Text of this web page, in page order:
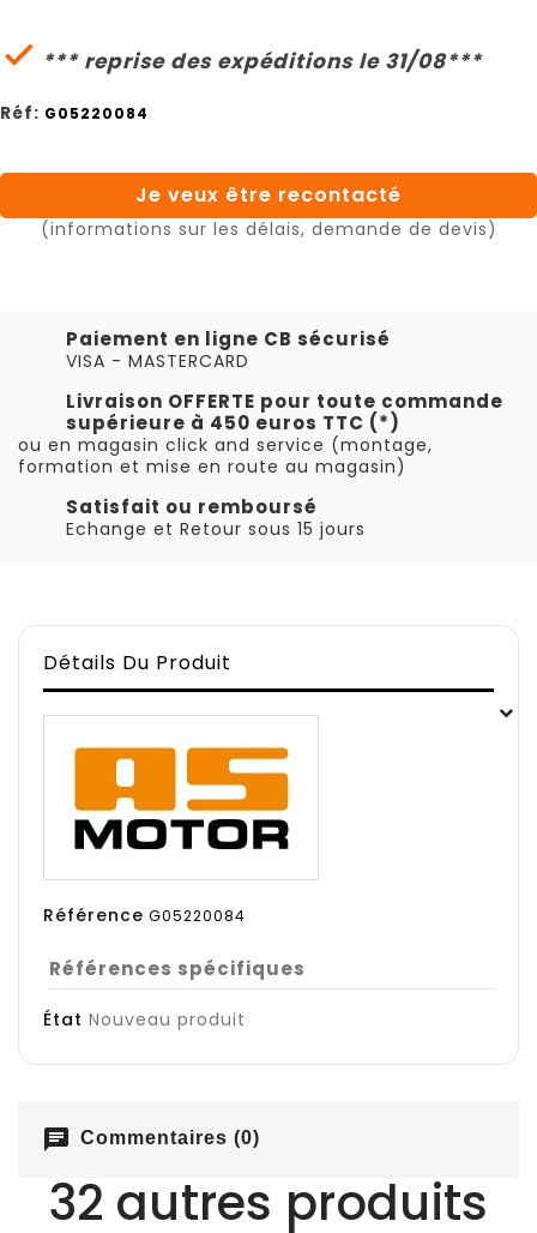
 *** reprise des expéditions le 31/08***
Réf: G05220084
Je veux être recontacté
(informations sur les délais, demande de devis)
Paiement en ligne CB sécurisé
VISA - MASTERCARD
Livraison OFFERTE pour toute commande
supérieure à 450 euros TTC (*)
ou en magasin click and service (montage,
formation et mise en route au magasin)
Satisfait ou remboursé
Echange et Retour sous 15 jours
Détails Du Produit
Référence G05220084
Références spécifiques
État Nouveau produit
chat Commentaires (0)
32 autres produits